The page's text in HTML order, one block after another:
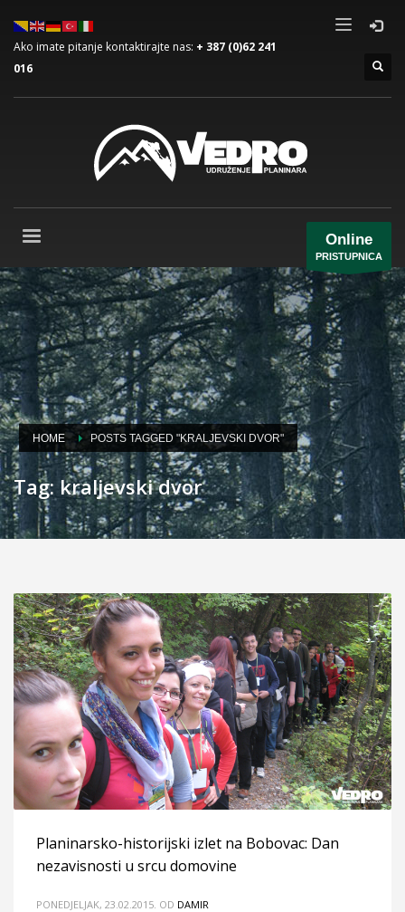
Ako imate pitanje kontaktirajte nas: + 387 (0)62 241
016
Online
PRISTUPNICA
HOME POSTS TAGGED "KRALJEVSKI DVOR"
Tag: kraljevski dvor
Planinarsko-historijski izlet na Bobovac: Dan
nezavisnosti u srcu domovine
PONEDJELJAK, 23.02.2015. OD DAMIR